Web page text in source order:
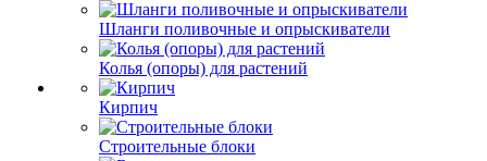
Шланги поливочные и опрыскиватели
Колья (опоры) для растений
Кирпич
Строительные блоки